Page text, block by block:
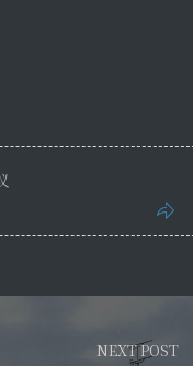
NEXT POST